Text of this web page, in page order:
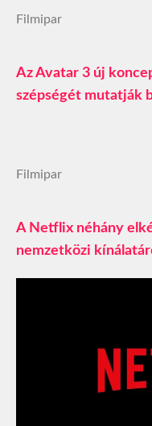
Filmipar
Az Avatar 3 új
szépségét mutatják
Filmipar
A Netflix néhány
nemzetközi